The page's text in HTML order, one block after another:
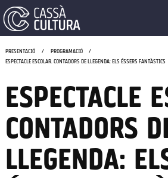
PRESENTACIÓ
PROGRAMACIÓ
ESPECTACLE ESCOLAR. CONTADORS DE LLEGENDA: ELS ÉSSERS FANTÀSTICS
ESPECTACLE
CONTADORS
LLEGENDA: